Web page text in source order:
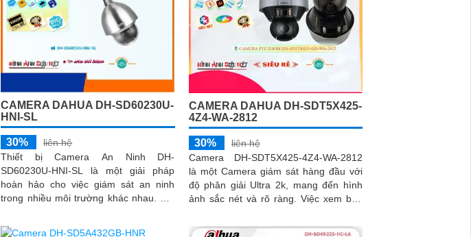
CAMERA DAHUA DH-SD60230U-
HNI-SL
30%
liên hệ
Thiết bị Camera An Ninh DH-
SD60230U-HNI-SL là một giải pháp
hoàn hảo cho việc giám sát an ninh
trong nhiều môi trường khác nhau. Với
và khả...
CAMERA DAHUA DH-SDT5X425-
4Z4-WA-2812
30%
liên hệ
Camera DH-SDT5X425-4Z4-WA-2812
là một Camera giám sát hàng đầu với
độ phân giải Ultra 2k, mang đến hình
ảnh sắc nét và rõ ràng. Việc xem ban